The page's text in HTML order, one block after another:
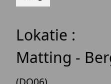
Lokatie :
Matting -